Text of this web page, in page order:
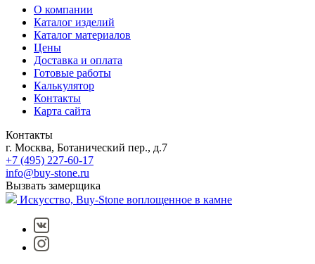
О компании
Каталог изделий
Каталог материалов
Цены
Доставка и оплата
Готовые работы
Калькулятор
Контакты
Карта сайта
Контакты
г. Москва, Ботанический пер., д.7
+7 (495) 227-60-17
info@buy-stone.ru
Вызвать замерщика
Искусство, Buy-Stone воплощенное в камне